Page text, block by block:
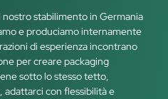
stabilimento in Germania
e produciamo internamente
di esperienza incontrano
per creare packaging
sotto lo stesso tetto,
adattarci con flessibilità e